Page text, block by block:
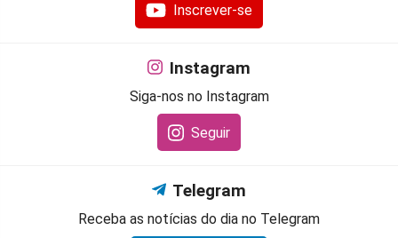
Inscrever-se
Instagram
Siga-nos no Instagram
Seguir
Telegram
Receba as notícias do dia no Telegram